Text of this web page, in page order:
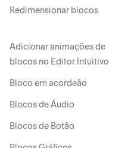
Redimensionar blocos
Adicionar animações de
blocos no Editor Intuitivo
Bloco em acordeão
Blocos de Áudio
Blocos de Botão